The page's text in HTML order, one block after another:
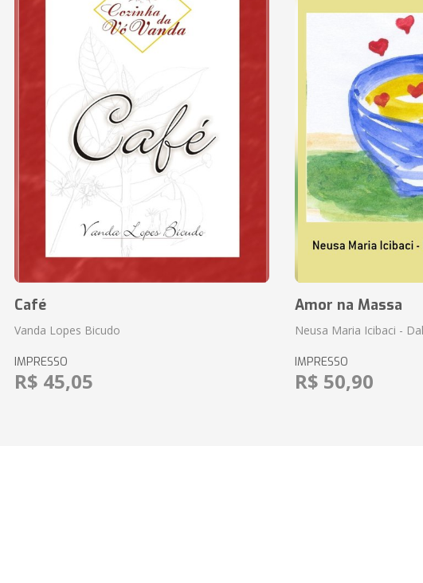
Café
Vanda Lopes Bicudo
IMPRESSO
R$ 45,05
Amor na Massa
Neusa Maria Icibaci -
IMPRESSO
R$ 50,90